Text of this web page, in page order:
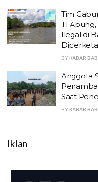
Tim
TI
Ilegal di
BY KABAR
Anggota
Saat
BY KABAR
Iklan